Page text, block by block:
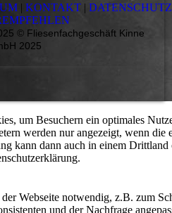
|KONTAKT |
© Fliesenfachgeschäft Kinne
2025
um Besuchern ein optimales
werden nur angezeigt, wenn die
kann dann auch in einem Drittland
Webseite notwendig, z.B. zum
und der Nachfrage